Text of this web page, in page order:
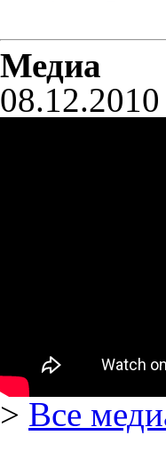
Медиа
08.12.2010
> Все